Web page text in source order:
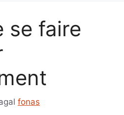
se faire
fonas